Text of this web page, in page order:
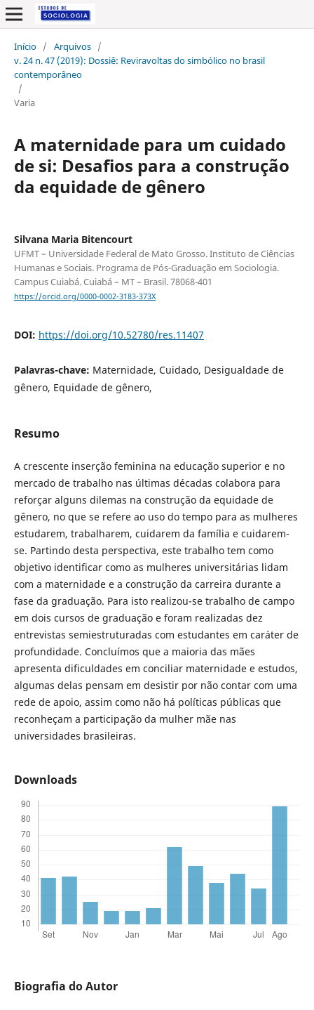
Início / Arquivos /
v. 24 n. 47 (2019): Dossiê: Reviravoltas do simbólico no brasil
contemporâneo
/
Varia
A maternidade para um cuidado
de si: Desafios para a construção
da equidade de gênero
Silvana Maria Bitencourt
UFMT – Universidade Federal de Mato Grosso. Instituto de Ciências
Humanas e Sociais. Programa de Pós-Graduação em Sociologia.
Campus Cuiabá. Cuiabá – MT – Brasil. 78068-401
https://orcid.org/0000-0002-3183-373X
DOI: https://doi.org/10.52780/res.11407
Palavras-chave: Maternidade, Cuidado, Desigualdade de
gênero, Equidade de gênero,
Resumo
A crescente inserção feminina na educação superior e no
mercado de trabalho nas últimas décadas colabora para
reforçar alguns dilemas na construção da equidade de
gênero, no que se refere ao uso do tempo para as mulheres
estudarem, trabalharem, cuidarem da família e cuidarem-
se. Partindo desta perspectiva, este trabalho tem como
objetivo identificar como as mulheres universitárias lidam
com a maternidade e a construção da carreira durante a
fase da graduação. Para isto realizou-se trabalho de campo
em dois cursos de graduação e foram realizadas dez
entrevistas semiestruturadas com estudantes em caráter de
profundidade. Concluímos que a maioria das mães
apresenta dificuldades em conciliar maternidade e estudos,
algumas delas pensam em desistir por não contar com uma
rede de apoio, assim como não há políticas públicas que
reconheçam a participação da mulher mãe nas
universidades brasileiras.
Downloads
Biografia do Autor